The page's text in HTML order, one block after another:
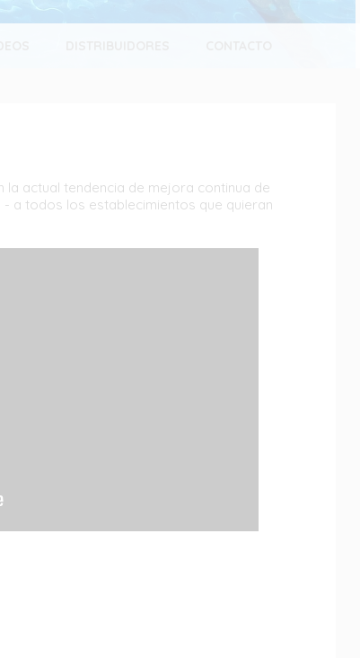
actual tendencia de mejora continua de
a todos los establecimientos que quieran